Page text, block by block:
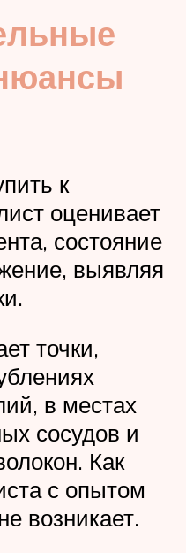
к
оценивает
состояние
выявляя
точки,
в местах
сосудов и
Как
с опытом
возникает.